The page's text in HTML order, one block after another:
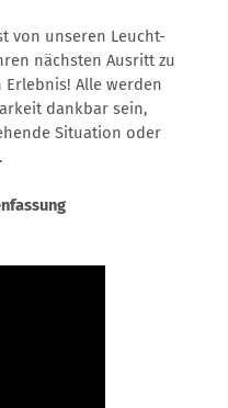
von unseren Leucht-
nächsten Ausritt zu
Alle werden
dankbar sein,
Situation oder